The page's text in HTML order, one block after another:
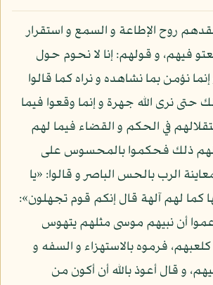
روح الإطاعة و السمع و استقرار
فيهم، و قولهم: إنا لا نحوم حول
نؤمن بما نشاهده و نراه كما قالوا
نرى الله جهرة و إنما وقعوا فيما
في الحكم و القضاء فيما لهم
ذلك فحكموا بالمحسوس على
الرب بالحس الباصر و قالوا: «يا
كما لهم آلهة قال إنكم قوم تجهلون»:
- 138، و زعموا أن نبيهم موسى مثلهم يتهوس
فرموه بالاستهزاء و السفه و
و قال أعوذ بالله أن أكون من